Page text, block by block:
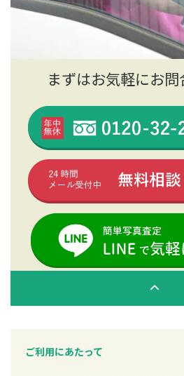
まずはお気軽にお
ご利用にあたって